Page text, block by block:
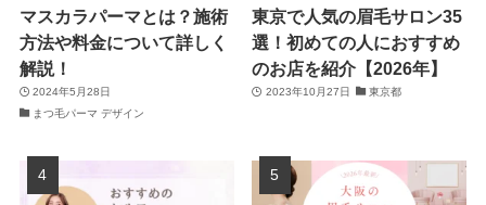
マスカラパーマとは？施術
方法や料金について詳しく
解説！
2024年5月28日
まつ毛パーマ デザイン
東京で人気の眉毛サロン35
選！初めての人におすすめ
のお店を紹介【2026年】
2023年10月27日 東京都